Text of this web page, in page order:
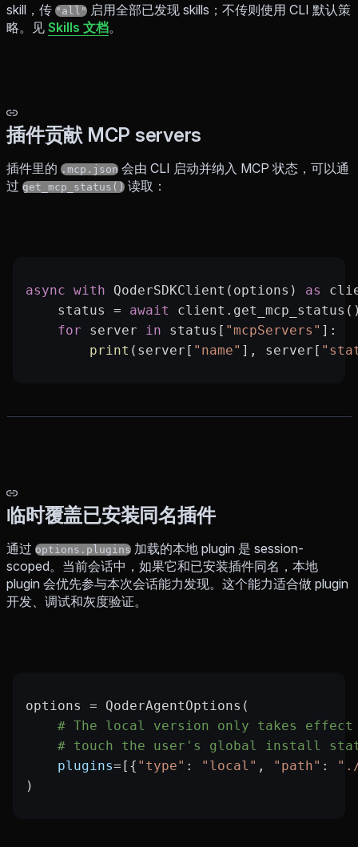
skill，传 "all" 启用全部已发现 skills；不传则使用 CLI 默认策
略。见 Skills 文档。
插件贡献 MCP servers
插件里的 .mcp.json 会由 CLI 启动并纳入 MCP 状态，可以通
过 get_mcp_status() 读取：
async with QoderSDKClient(options) as
    status
= await
    for
server in status[ "mcpServers" ]:
        print
(server[ "name" ], server[
临时覆盖已安装同名插件
通过 options.plugins 加载的本地 plugin 是 session-
scoped。当前会话中，如果它和已安装插件同名，本地
plugin 会优先参与本次会话能力发现。这个能力适合做 plugin
开发、调试和灰度验证。
options = QoderAgentOptions(
# The local version only takes
# touch the user's global install
    plugins
= [{ "type" : "local" , "path" :
"./
)